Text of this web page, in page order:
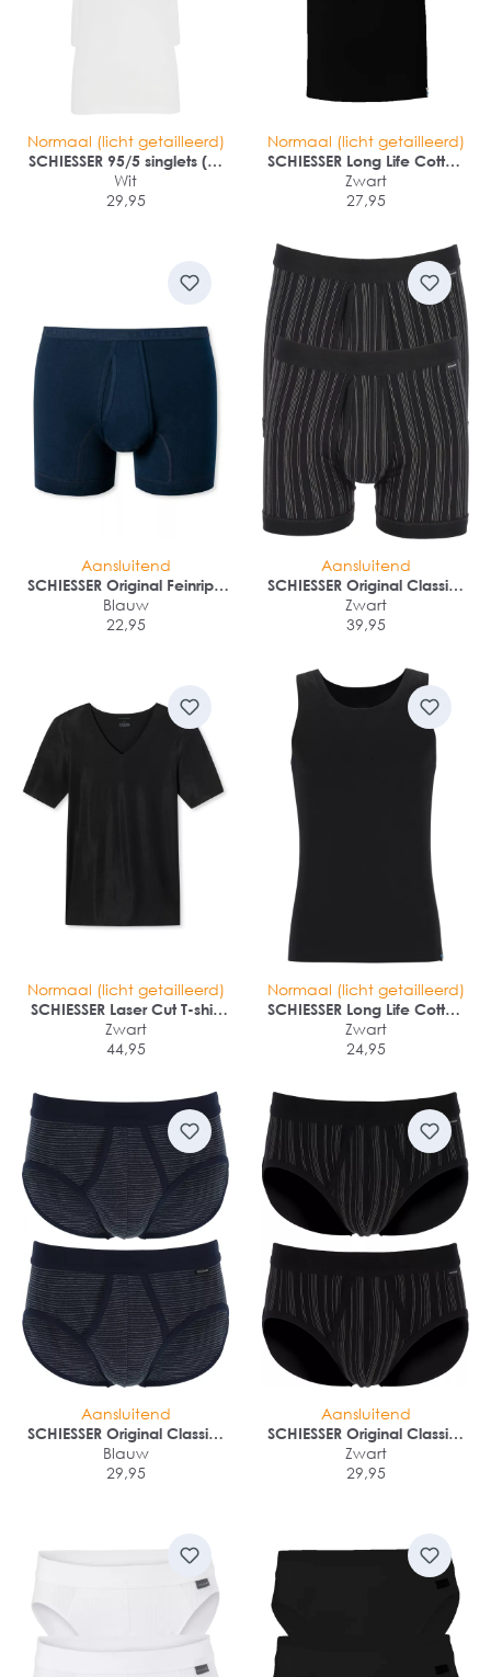
Normaal (licht getailleerd)
SCHIESSER 95/5 singlets (2-
pack)
Wit
29,95
Normaal (licht getailleerd)
SCHIESSER Long Life Cotton
tanktop (1-pack)
Zwart
27,95
Aansluitend
SCHIESSER Original Feinripp
boxer (1-pack)
Blauw
22,95
Aansluitend
SCHIESSER Original Classics
shorts (2-pack)
Zwart
39,95
Normaal (licht getailleerd)
SCHIESSER Laser Cut T-shirt
(1-pack)
Zwart
44,95
Normaal (licht getailleerd)
SCHIESSER Long Life Cotton
singlet (1-pack)
Zwart
24,95
Aansluitend
SCHIESSER Original Classics
sportslips (2-pack)
Blauw
29,95
Aansluitend
SCHIESSER Original Classics
sportslips (2-pack)
Zwart
29,95